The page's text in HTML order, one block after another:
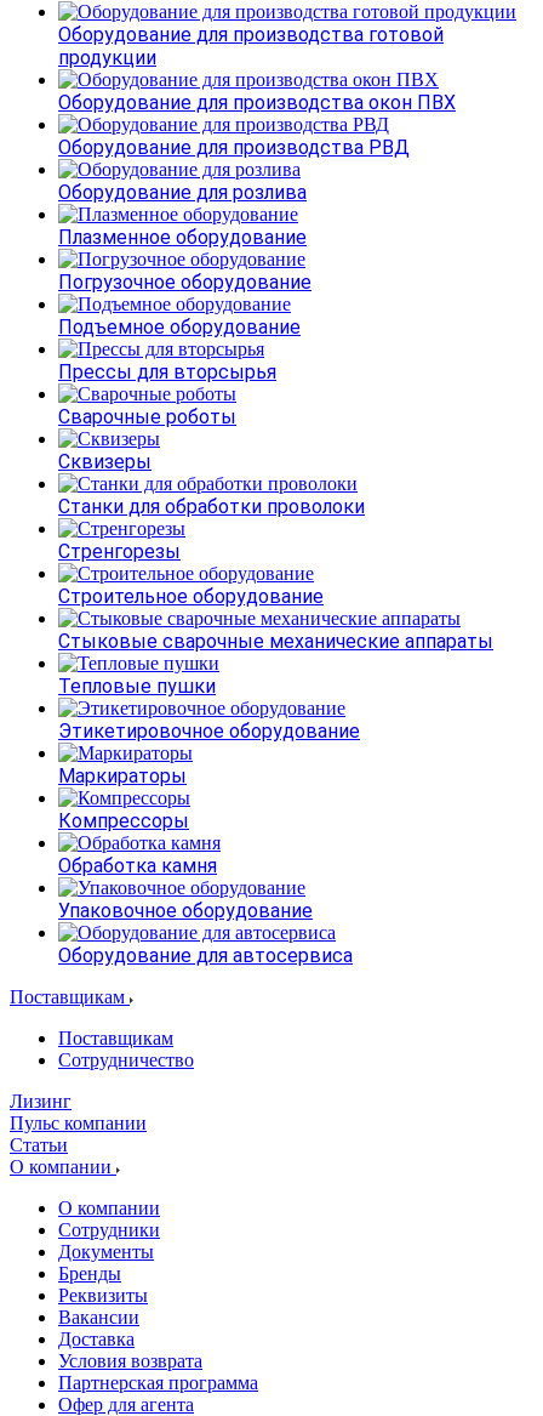
Оборудование для производства готовой
продукции
Оборудование для производства окон ПВХ
Оборудование для производства РВД
Оборудование для розлива
Плазменное оборудование
Погрузочное оборудование
Подъемное оборудование
Прессы для вторсырья
Сварочные роботы
Сквизеры
Станки для обработки проволоки
Стренгорезы
Строительное оборудование
Стыковые сварочные механические аппараты
Тепловые пушки
Этикетировочное оборудование
Маркираторы
Компрессоры
Обработка камня
Упаковочное оборудование
Оборудование для автосервиса
Поставщикам
Поставщикам
Сотрудничество
Лизинг
Пульс компании
Статьи
О компании
О компании
Сотрудники
Документы
Бренды
Реквизиты
Вакансии
Доставка
Условия возврата
Партнерская программа
Офер для агента